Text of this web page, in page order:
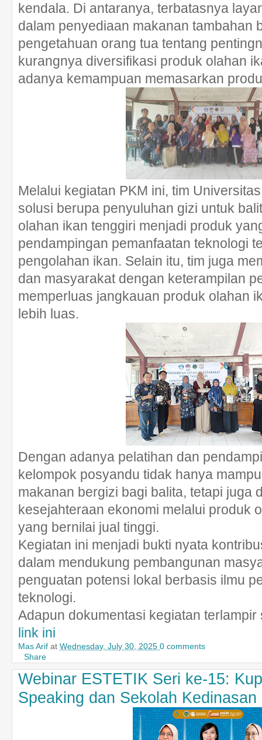
kendala. Di antaranya, terbatasnya
dalam penyediaan makanan tambahan
pengetahuan orang tua tentang
kurangnya diversifikasi produk olahan
adanya kemampuan memasarkan
Melalui kegiatan PKM ini, tim
solusi berupa penyuluhan gizi untuk
olahan ikan tenggiri menjadi produk
pendampingan pemanfaatan teknologi
pengolahan ikan. Selain itu, tim juga
dan masyarakat dengan keterampilan
memperluas jangkauan produk olahan
lebih luas.
Dengan adanya pelatihan dan
kelompok posyandu tidak hanya
makanan bergizi bagi balita, tetapi juga
kesejahteraan ekonomi melalui produk
yang bernilai jual tinggi.
Kegiatan ini menjadi bukti nyata
dalam mendukung pembangunan
penguatan potensi lokal berbasis ilmu
teknologi.
Adapun dokumentasi kegiatan
link ini
Mas Arif at Wednesday, July 30, 2025 0 comments
Share
Webinar ESTETIK Seri ke-15:
Speaking dan Sekolah Kedinasan